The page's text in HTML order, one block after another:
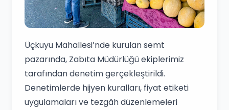
Üçkuyu Mahallesi’nde kurulan semt
pazarında, Zabıta Müdürlüğü ekiplerimiz
tarafından denetim gerçekleştirildi.
Denetimlerde hijyen kuralları, fiyat etiketi
uygulamaları ve tezgâh düzenlemeleri